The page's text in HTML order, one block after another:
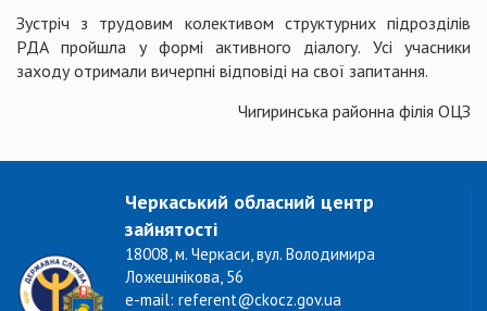
Зустріч з трудовим колективом структурних підрозділів
РДА пройшла у формі активного діалогу. Усі учасники
заходу отримали вичерпні відповіді на свої запитання.
Чигиринська районна філія ОЦЗ
Черкаський обласний центр
зайнятості
18008, м. Черкаси, вул. Володимира
Ложешнікова, 56
e-mail: referent@ckocz.gov.ua